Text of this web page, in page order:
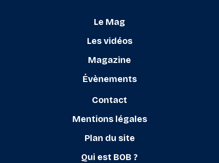
Le Mag
Les vidéos
Magazine
Évènements
Contact
Mentions légales
Plan du site
Qui est BOB ?